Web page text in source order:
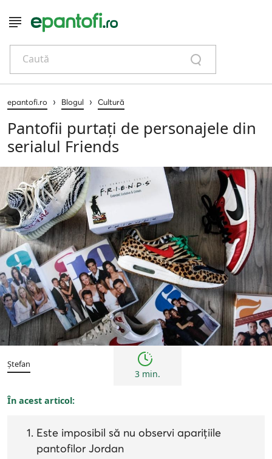
Caută
epantofi.ro › Blogul › Cultură
Pantofii purtați de personajele din
serialul Friends
Cultură
Ștefan
3 min.
În acest articol:
Este imposibil să nu observi aparițiile
pantofilor Jordan